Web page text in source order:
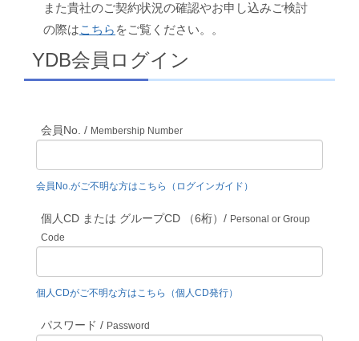
また貴社のご契約状況の確認やお申し込みご検討
の際はこちら をご覧ください。。
YDB会員ログイン
会員No. / Membership Number
会員No.がご不明な方はこちら（ログインガイド）
個人CD または グループCD （6桁）/ Personal or Group
Code
個人CDがご不明な方はこちら（個人CD発行）
パスワード / Password